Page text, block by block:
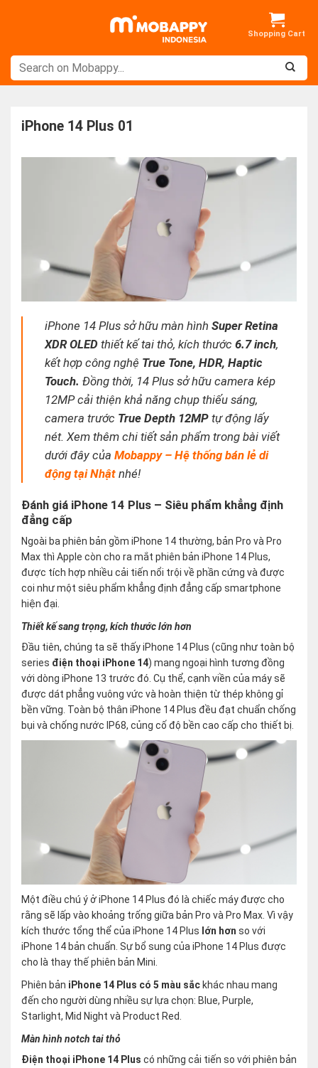
iPhone 14 Plus 01
iPhone 14 Plus sở hữu màn hìnhSuper Retina
XDR OLED thiết kế tai thỏ, kích thước6.7 inch,
kết hợp công nghệ True Tone, HDR, Haptic
Touch.Đồng thời, 14 Plus sở hữu camera kép
12MP cải thiện khả năng chụp thiếu sáng,
camera trước True Depth 12MP tự động lấy
nét. Xem thêm chi tiết sản phẩm trong bài viết
dưới đây củaMobappy – Hệ thống bán lẻ di
động tại Nhật nhé!
Đánh giá iPhone 14 Plus – Siêu phẩm khẳng định
đẳng cấp
Ngoài ba phiên bản gồm iPhone 14 thường, bản Pro và Pro
Max thì Apple còn cho ra mắt phiên bản iPhone 14 Plus,
được tích hợp nhiều cải tiến nổi trội về phần cứng và được
coi như một siêu phẩm khẳng định đẳng cấp smartphone
hiện đại.
Thiết kế sang trọng, kích thước lớn hơn
Đầu tiên, chúng ta sẽ thấy iPhone 14 Plus (cũng như toàn bộ
series điện thoại iPhone 14) mang ngoại hình tương đồng
với dòng iPhone 13 trước đó. Cụ thể, cạnh viền của máy sẽ
được dát phẳng vuông vức và hoàn thiện từ thép không gỉ
bền vững. Toàn bộ thân iPhone 14 Plus đều đạt chuẩn chống
bụi và chống nước IP68, củng cố độ bền cao cấp cho thiết bị.
Một điều chú ý ở iPhone 14 Plus đó là chiếc máy được cho
rằng sẽ lấp vào khoảng trống giữa bản Pro và Pro Max. Vì vậy
kích thước tổng thể của iPhone 14 Plus lớn hơn so với
iPhone 14 bản chuẩn. Sự bổ sung của iPhone 14 Plus được
cho là thay thế phiên bản Mini.
Phiên bản iPhone 14 Plus có 5 màu sắc khác nhau mang
đến cho người dùng nhiều sự lựa chọn: Blue, Purple,
Starlight, Mid Night và Product Red.
Màn hình notch tai thỏ
Điện thoại iPhone 14 Plus có những cải tiến so với phiên bản